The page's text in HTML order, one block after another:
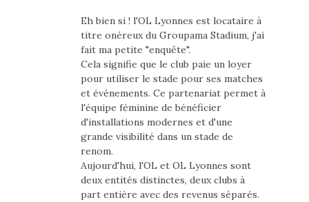
Eh bien si ! l'OL Lyonnes est locataire à
titre onéreux du Groupama Stadium, j'ai
fait ma petite "enquête".
Cela signifie que le club paie un loyer
pour utiliser le stade pour ses matches
et événements. Ce partenariat permet à
l'équipe féminine de bénéficier
d'installations modernes et d'une
grande visibilité dans un stade de
renom.
Aujourd'hui, l'OL et OL Lyonnes sont
deux entités distinctes, deux clubs à
part entière avec des revenus séparés.